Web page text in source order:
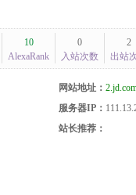
10
AlexaRank
0
入站次数
2
出站
网站地址：
服务器IP：
站长推荐：